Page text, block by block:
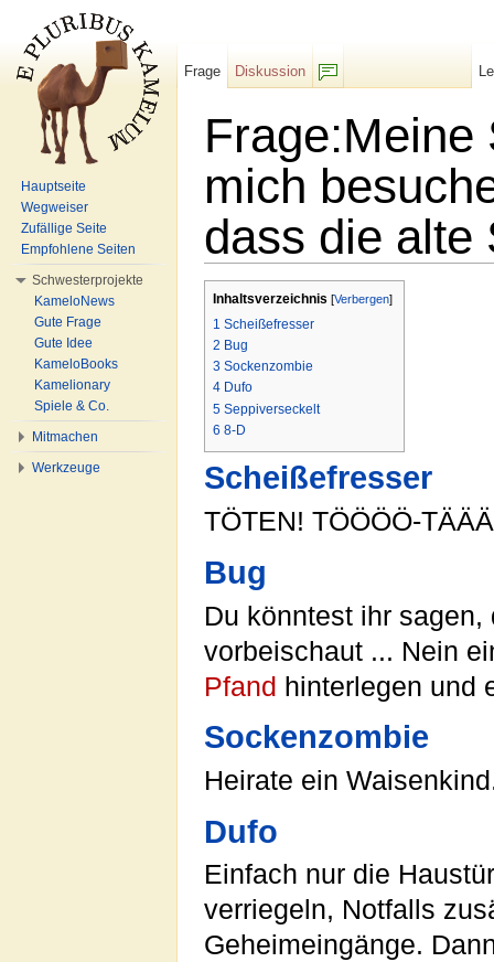
Frage:Meine
mich
dass die alte
Inhaltsverzeichnis [Verbergen]
1 Scheißefresser
2 Bug
3 Sockenzombie
4 Dufo
5 Seppiverseckelt
6 8-D
Scheißefresser
TÖTEN! TÖÖÖÖ-
Bug
Du könntest ihr
vorbeischaut ... Nein
Pfand hinterlegen und
Sockenzombie
Heirate ein
Dufo
Einfach nur die
verriegeln, Notfalls
Geheimeingänge.
Frage
Diskussion
Hauptseite
Wegweiser
Zufällige Seite
Empfohlene Seiten
Schwesterprojekte
KameloNews
Gute Frage
Gute Idee
KameloBooks
Kamelionary
Spiele & Co.
Mitmachen
Werkzeuge